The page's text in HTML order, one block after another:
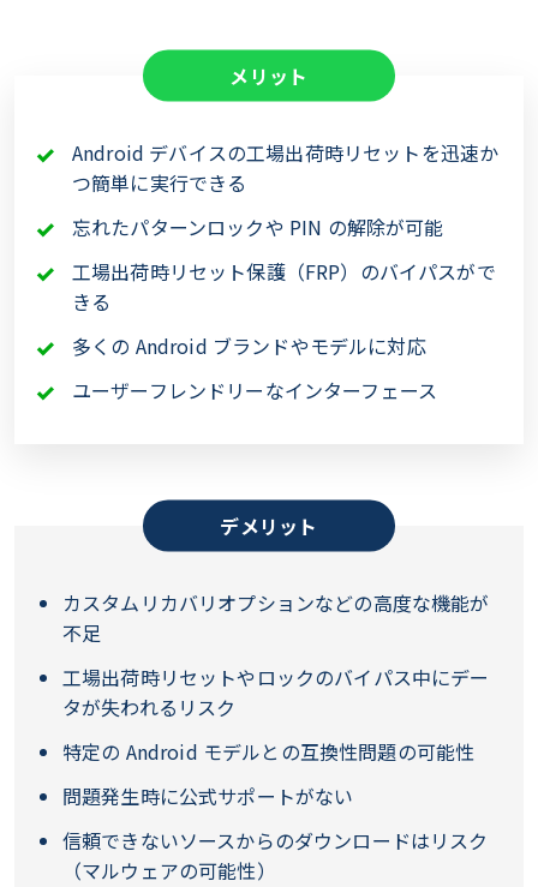
メリット
Android デバイスの工場出荷時リセットを迅速か
つ簡単に実行できる
忘れたパターンロックや PIN の解除が可能
工場出荷時リセット保護（FRP）のバイパスがで
きる
多くの Android ブランドやモデルに対応
ユーザーフレンドリーなインターフェース
デメリット
カスタムリカバリオプションなどの高度な機能が
不足
工場出荷時リセットやロックのバイパス中にデー
タが失われるリスク
特定の Android モデルとの互換性問題の可能性
問題発生時に公式サポートがない
信頼できないソースからのダウンロードはリスク
（マルウェアの可能性）